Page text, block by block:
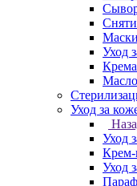
Уход
Уход за
Уход
Крем-
Уход